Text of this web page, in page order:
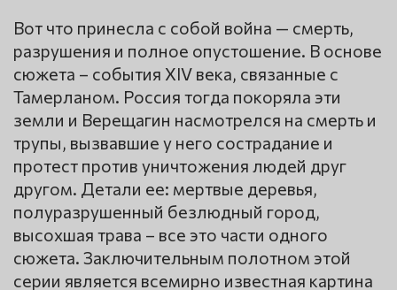
Вот что принесла с собой война — смерть,
разрушения и полное опустошение. В основе
сюжета – события XIV века, связанные с
Тамерланом. Россия тогда покоряла эти
земли и Верещагин насмотрелся на смерть и
трупы, вызвавшие у него сострадание и
протест против уничтожения людей друг
другом. Детали ее: мертвые деревья,
полуразрушенный безлюдный город,
высохшая трава – все это части одного
сюжета. Заключительным полотном этой
серии является всемирно известная картина